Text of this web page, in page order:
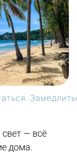
— всё
дома.